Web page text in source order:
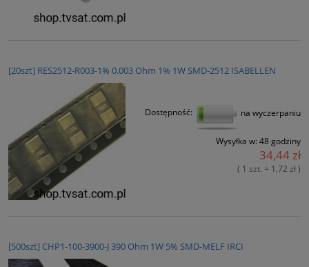
[20szt] RES2512-R003-1% 0.003 Ohm 1% 1W SMD-2512 ISABELLEN
Dostępność: na wyczerpaniu
Wysyłka w: 48 godziny
34,44 zł
( 1 szt. = 1,72 zł )
[500szt] CHP1-100-3900-J 390 Ohm 1W 5% SMD-MELF IRCI